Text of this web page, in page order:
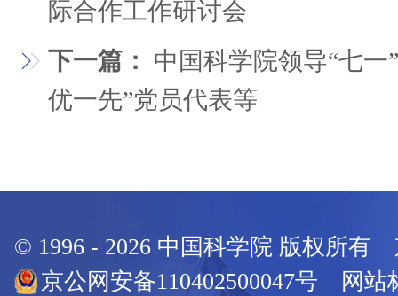
际合作工作研讨会
下一篇： 中国科学院领导“七一
优一先”党员代表等
© 1996 - 2026 中国科学院 版权所有
京公网安备110402500047号 网站